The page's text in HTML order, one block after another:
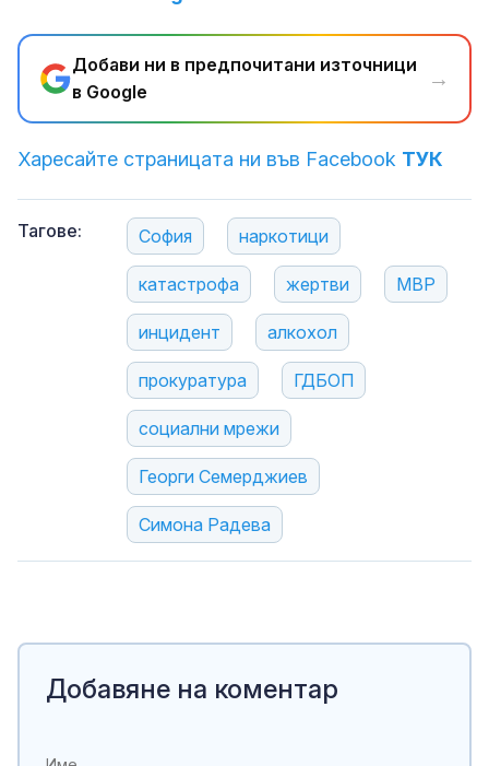
Добави ни в предпочитани източници
в Google
→
Харесайте страницата ни във Facebook ТУК
Тагове: София наркотици
катастрофа жертви МВР
инцидент алкохол
прокуратура ГДБОП
социални мрежи
Георги Семерджиев
Симона Радева
Добавяне на коментар